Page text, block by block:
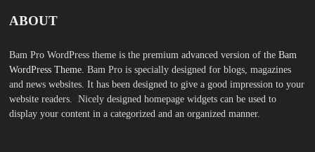
ABOUT
Bam Pro WordPress theme is the premium advanced version of the Bam
WordPress Theme. Bam Pro is specially designed for blogs, magazines
and news websites. It has been designed to give a good impression to your
website readers. Nicely designed homepage widgets can be used to
display your content in a categorized and an organized manner.